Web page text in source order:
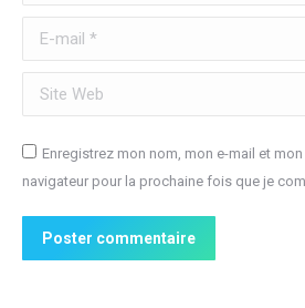
E-mail *
Site Web
Enregistrez mon nom, mon e-mail et
navigateur pour la prochaine fois que je
Poster commentaire